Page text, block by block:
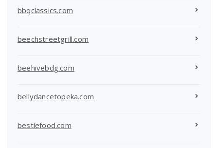
bbqclassics.com
beechstreetgrill.com
beehivebdg.com
bellydancetopeka.com
bestiefood.com